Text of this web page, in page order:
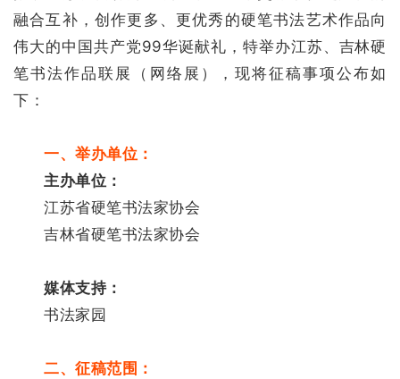
融合互补，创作更多、更优秀的硬笔书法艺术作品向
伟大的中国共产党99华诞献礼，特举办江苏、吉林硬
笔书法作品联展（网络展），现将征稿事项公布如
下：
一、举办单位：
主办单位：
江苏省硬笔书法家协会
吉林省硬笔书法家协会
媒体支持：
书法家园
二、征稿范围：